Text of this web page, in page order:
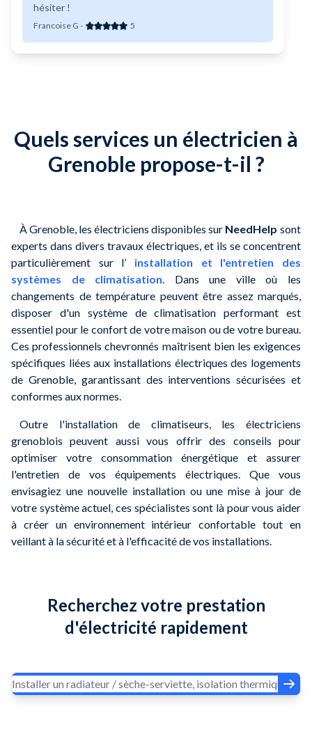
hésiter !
Francoise G - 5
Quels services un électricien à
Grenoble propose-t-il ?
À Grenoble, les électriciens disponibles sur NeedHelp sont
experts dans divers travaux électriques, et ils se concentrent
particulièrement sur l’ installation et l'entretien des
systèmes de climatisation . Dans une ville où les
changements de température peuvent être assez marqués,
disposer d'un système de climatisation performant est
essentiel pour le confort de votre maison ou de votre bureau.
Ces professionnels chevronnés maîtrisent bien les exigences
spécifiques liées aux installations électriques des logements
de Grenoble, garantissant des interventions sécurisées et
conformes aux normes.
Outre l'installation de climatiseurs, les électriciens
grenoblois peuvent aussi vous offrir des conseils pour
optimiser votre consommation énergétique et assurer
l'entretien de vos équipements électriques. Que vous
envisagiez une nouvelle installation ou une mise à jour de
votre système actuel, ces spécialistes sont là pour vous aider
à créer un environnement intérieur confortable tout en
veillant à la sécurité et à l'efficacité de vos installations.
Recherchez votre prestation
d'électricité rapidement